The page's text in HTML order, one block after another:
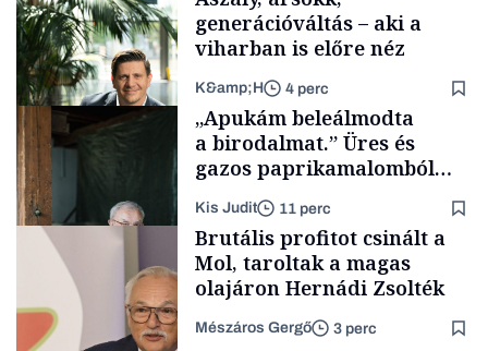
Makro
TÁMOGATÓI
TARTALOM
generációváltás – aki a
viharban is előre néz
K&amp;H 4 perc
Családi
„Apukám beleálmodta
a birodalmat.” Üres és
gazos paprikamalomból
lett az igazi családi
fűszersztori
Kis Judit 11 perc
Brutális profitot csinált a
Mol, taroltak a magas
olajáron Hernádi Zsolték
Mészáros Gergő 3 perc